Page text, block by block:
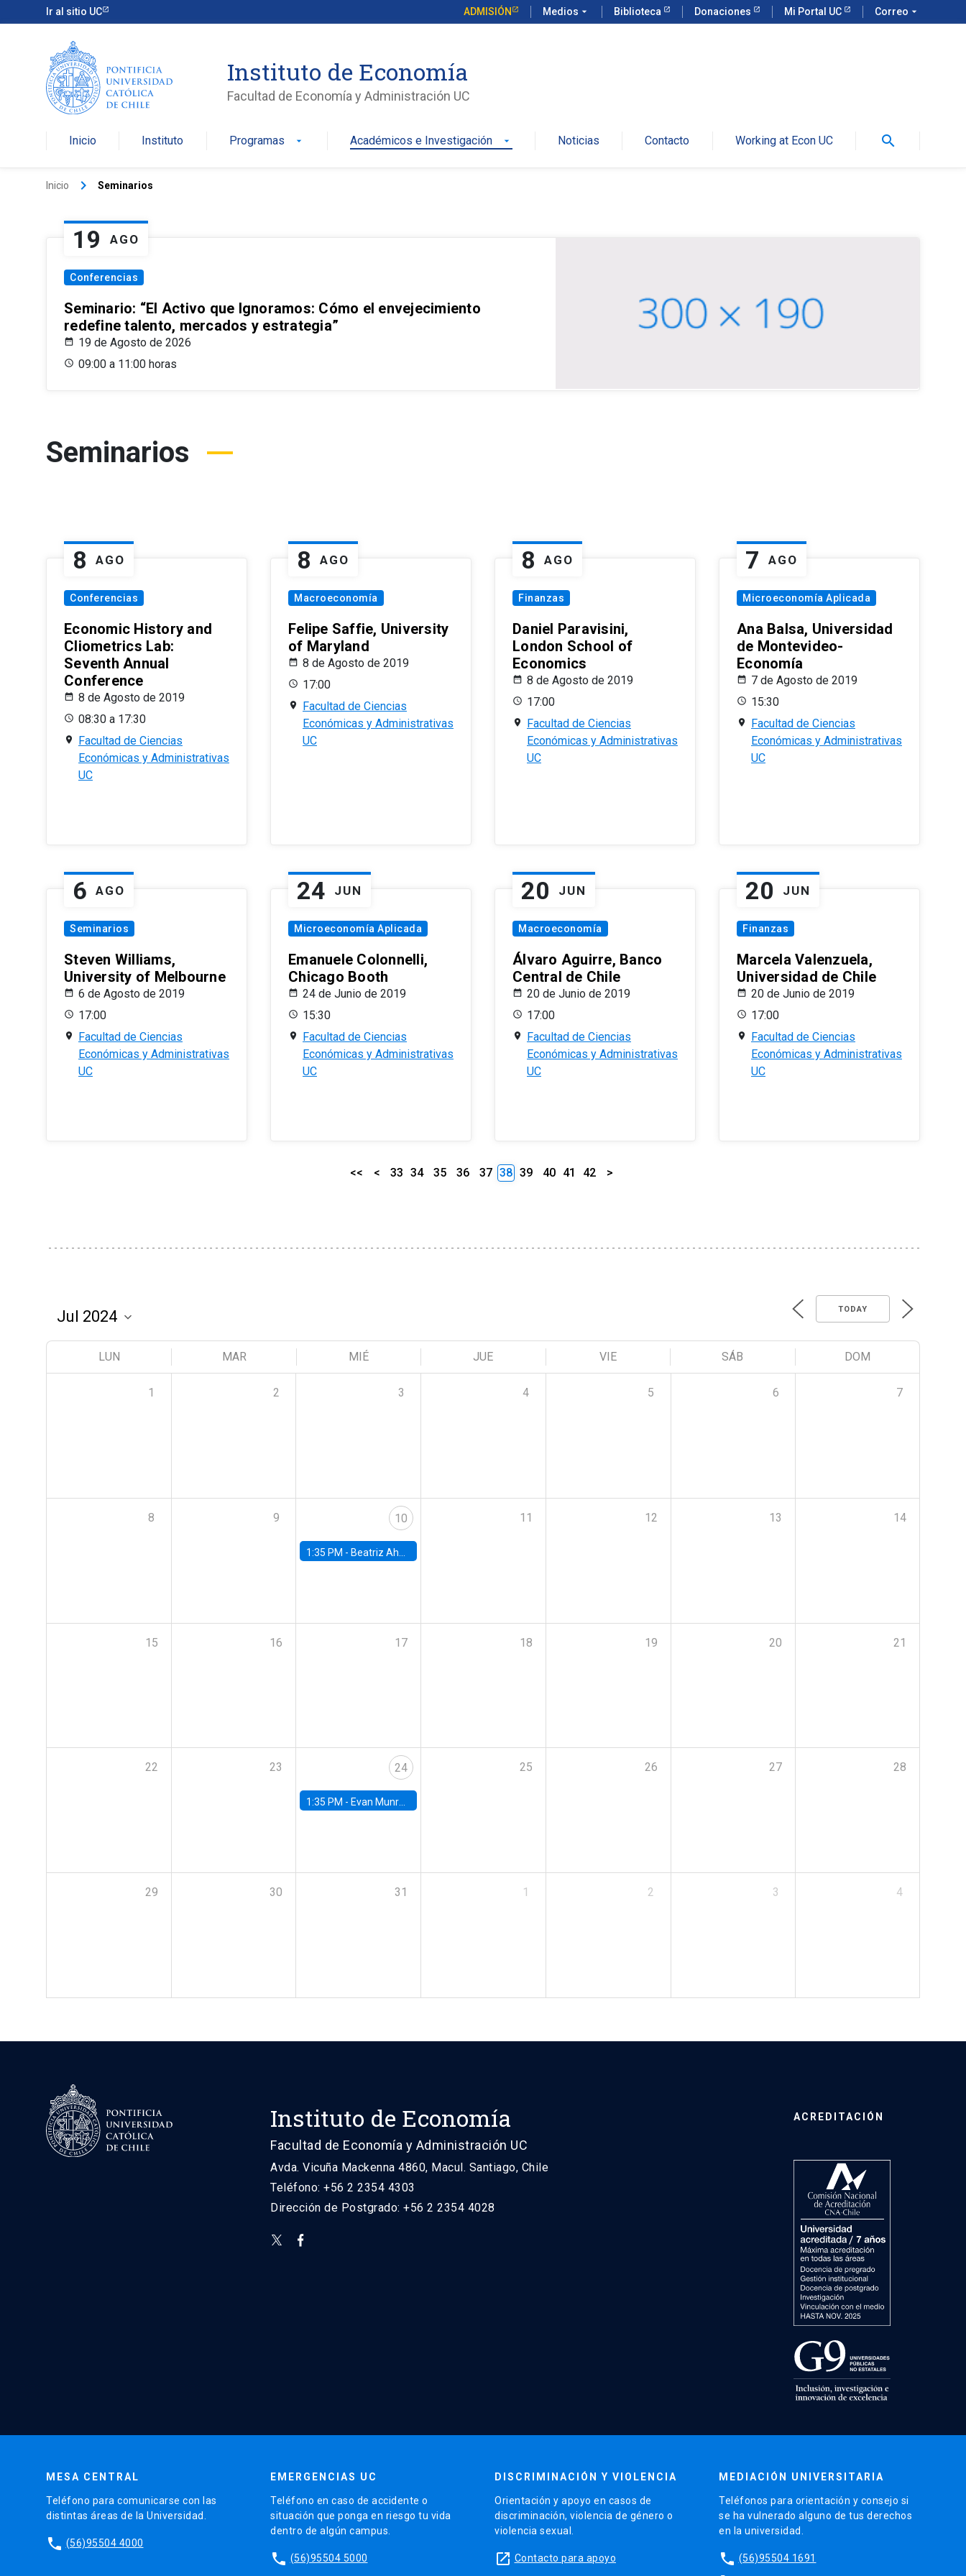
Ir al sitio UC ADMISIÓN Medios arrow_drop_down Biblioteca Donaciones Mi Portal UC Correo arrow_drop_down
Instituto de Economía
Facultad de Economía y Administración UC
Inicio Instituto Programas arrow_drop_down Académicos e Investigación arrow_drop_down Noticias Contacto Working at Econ UC search
Inicio keyboard_arrow_right Seminarios
19 AGO
Conferencias
Seminario: “El Activo que Ignoramos: Cómo el envejecimiento
redefine talento, mercados y estrategia”
19 de Agosto de 2026
09:00 a 11:00 horas
Seminarios
8 AGO
Conferencias
Economic History and
Cliometrics Lab:
Seventh Annual
Conference
8 de Agosto de 2019
08:30 a 17:30
Facultad de Ciencias
Económicas y Administrativas
UC
8 AGO
Macroeconomía
Felipe Saffie, University
of Maryland
8 de Agosto de 2019
17:00
Facultad de Ciencias
Económicas y Administrativas
UC
8 AGO
Finanzas
Daniel Paravisini,
London School of
Economics
8 de Agosto de 2019
17:00
Facultad de Ciencias
Económicas y Administrativas
UC
7 AGO
Microeconomía Aplicada
Ana Balsa, Universidad
de Montevideo-
Economía
7 de Agosto de 2019
15:30
Facultad de Ciencias
Económicas y Administrativas
UC
6 AGO
Seminarios
Steven Williams,
University of Melbourne
6 de Agosto de 2019
17:00
Facultad de Ciencias
Económicas y Administrativas
UC
24 JUN
Microeconomía Aplicada
Emanuele Colonnelli,
Chicago Booth
24 de Junio de 2019
15:30
Facultad de Ciencias
Económicas y Administrativas
UC
20 JUN
Macroeconomía
Álvaro Aguirre, Banco
Central de Chile
20 de Junio de 2019
17:00
Facultad de Ciencias
Económicas y Administrativas
UC
20 JUN
Finanzas
Marcela Valenzuela,
Universidad de Chile
20 de Junio de 2019
17:00
Facultad de Ciencias
Económicas y Administrativas
UC
<< < 33 34 35 36 37 38 39 40 41 42 >
TODAY
LUN MAR MIÉ JUE VIE SÁB DOM
1 2 3 4 5 6 7
8 9 10
1:35 PM - Beatriz Ahumada, PhD candidate, Universidad de Pittsburgh
11 12 13 14
15 16 17 18 19 20 21
22 23 24
1:35 PM - Evan Munro, Neyman Visiting Assistant Professor in the Department of Statistics at UC Berkeley
25 26 27 28
29 30 31 1 2 3 4
Instituto de Economía
Facultad de Economía y Administración UC
Avda. Vicuña Mackenna 4860, Macul. Santiago, Chile
Teléfono: +56 2 2354 4303
Dirección de Postgrado: +56 2 2354 4028
ACREDITACIÓN
MESA CENTRAL
Teléfono para comunicarse con las
distintas áreas de la Universidad.
phone (56)95504 4000
EMERGENCIAS UC
Teléfono en caso de accidente o
situación que ponga en riesgo tu vida
dentro de algún campus.
phone (56)95504 5000
DISCRIMINACIÓN Y VIOLENCIA
Orientación y apoyo en casos de
discriminación, violencia de género o
violencia sexual.
launch Contacto para apoyo
MEDIACIÓN UNIVERSITARIA
Teléfonos para orientación y consejo si
se ha vulnerado alguno de tus derechos
en la universidad.
phone (56)95504 1691